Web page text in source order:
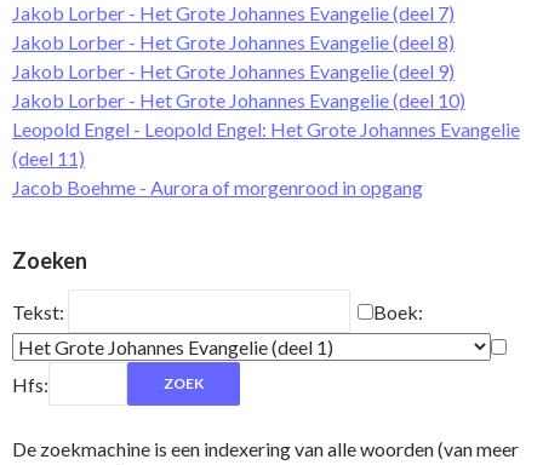
Jakob Lorber - Het Grote Johannes Evangelie (deel 7)
Jakob Lorber - Het Grote Johannes Evangelie (deel 8)
Jakob Lorber - Het Grote Johannes Evangelie (deel 9)
Jakob Lorber - Het Grote Johannes Evangelie (deel 10)
Leopold Engel - Leopold Engel: Het Grote Johannes Evangelie
(deel 11)
Jacob Boehme - Aurora of morgenrood in opgang
Zoeken
Tekst: Boek:
Hfs:
De zoekmachine is een indexering van alle woorden (van meer